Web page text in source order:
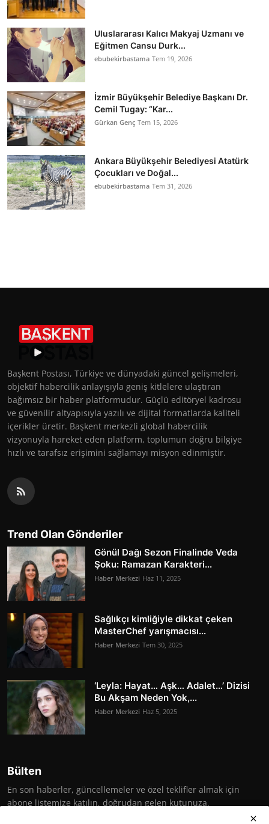
Uluslararası Kalıcı Makyaj Uzmanı ve
Eğitmen Cansu Durk...
ebubekirbastama Tem 19, 2026
İzmir Büyükşehir Belediye Başkanı Dr.
Cemil Tugay: “Kar...
Gürkan Genç Tem 15, 2026
Ankara Büyükşehir Belediyesi Atatürk
Çocukları ve Doğal...
ebubekirbastama Tem 31, 2026
Başkent Postası, Türkiye ve dünyadaki güncel gelişmeleri,
objektif habercilik anlayışıyla geniş kitlelere ulaştıran
bağımsız bir haber platformudur. Güçlü editöryel kadrosu
ve güvenilir altyapısıyla yazılı ve dijital formatlarda kaliteli
içerikler üretir. Başkent merkezli global habercilik
vizyonuyla hareket eden platform, toplumun doğru bilgiye
hızlı ve tarafsız erişimini sağlamayı misyon edinmiştir.
Trend Olan Gönderiler
Gönül Dağı Sezon Finalinde Veda
Şoku: Ramazan Karakteri...
Haber Merkezi Haz 11, 2025
Sağlıkçı kimliğiyle dikkat çeken
MasterChef yarışmacısı...
Haber Merkezi Tem 30, 2025
‘Leyla: Hayat… Aşk… Adalet…’ Dizisi
Bu Akşam Neden Yok,...
Haber Merkezi Haz 5, 2025
Bülten
En son haberler, güncellemeler ve özel teklifler almak için
abone listemize katılın, doğrudan gelen kutunuza.